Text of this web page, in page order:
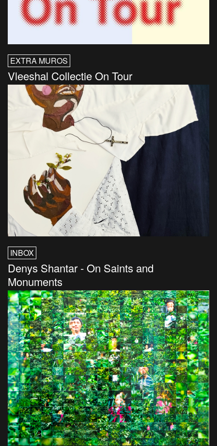
EXTRA MUROS
Vleeshal Collectie On Tour
INBOX
Denys Shantar - On Saints and
Monuments